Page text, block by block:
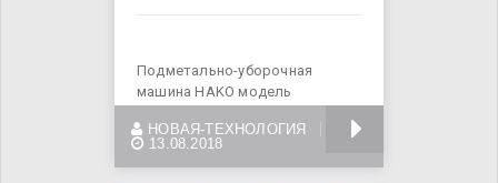
Подметально-уборочная
машина HAKO модель
5 НОВАЯ-ТЕХНОЛОГИЯ
13.08.2018